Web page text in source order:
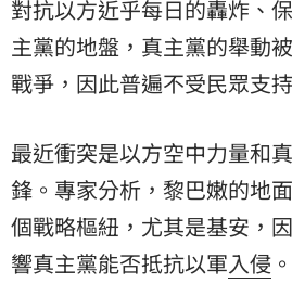
對抗以方近乎每日的轟炸、
主黨的地盤，真主黨的舉動
戰爭，因此普遍不受民眾支持
最近衝突是以方空中力量和
鋒。專家分析，黎巴嫩的地
個戰略樞紐，尤其是基安，
響真主黨能否抵抗以軍入侵